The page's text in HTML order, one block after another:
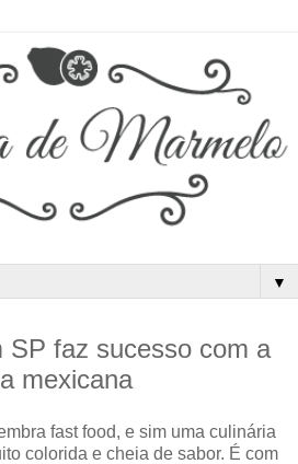
▼
SP faz sucesso com a
mexicana
fast food, e sim uma culinária
colorida e cheia de sabor. É com